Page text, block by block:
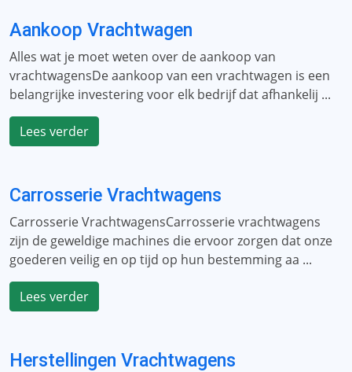
Aankoop Vrachtwagen
Alles wat je moet weten over de aankoop van
vrachtwagensDe aankoop van een vrachtwagen is een
belangrijke investering voor elk bedrijf dat afhankelij ...
Lees verder
Carrosserie Vrachtwagens
Carrosserie VrachtwagensCarrosserie vrachtwagens
zijn de geweldige machines die ervoor zorgen dat onze
goederen veilig en op tijd op hun bestemming aa ...
Lees verder
Herstellingen Vrachtwagens